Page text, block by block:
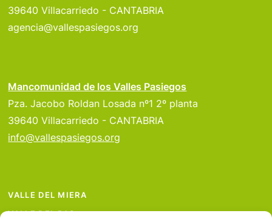
39640 Villacarriedo - CANTABRIA
agencia@vallespasiegos.org
Mancomunidad de los Valles Pasiegos
Pza. Jacobo Roldan Losada nº1 2º planta
39640 Villacarriedo - CANTABRIA
info@vallespasiegos.org
VALLE DEL MIERA
VALLE DEL PAS